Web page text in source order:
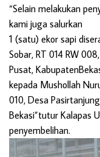
“Selain melakukan
kami juga salurkan
1 (satu) ekor sapi
Sobar, RT 014 RW
Pusat,
kepada Mushollah
010, Desa
Bekasi”tutur Kalapas
penyembelihan.